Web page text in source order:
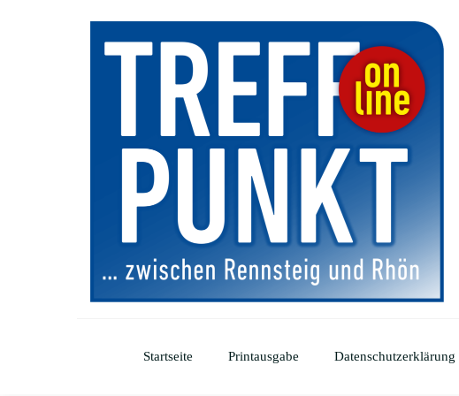
Startseite Printausgabe Datenschutzerklärung